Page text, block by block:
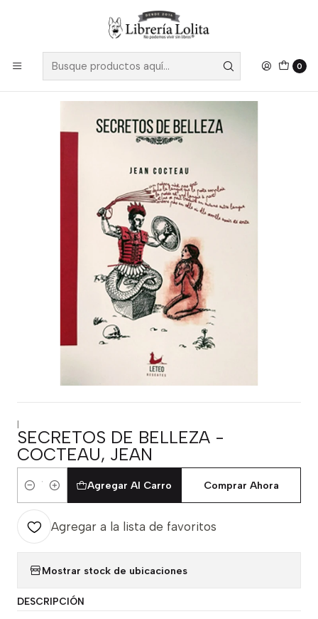
0
Despacho a todo Chile
Secretos De Belleza - Cocteau, Jean
|
SECRETOS DE BELLEZA -
COCTEAU, JEAN
Cantidad
Agregar Al Carro Comprar Ahora
Agregar a la lista de favoritos
Mostrar stock de ubicaciones
DESCRIPCIÓN